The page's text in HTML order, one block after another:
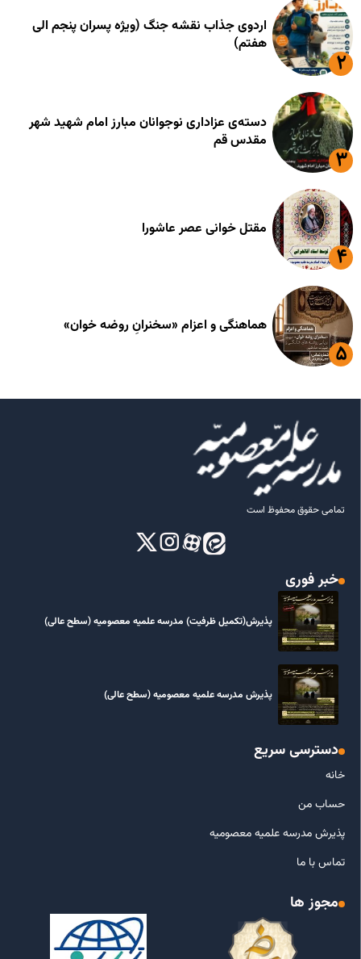
اردوی جذاب نقشه جنگ (ویژه پسران پنجم الی
هفتم)
دسته‌ی عزاداری نوجوانان مبارز امام شهید شهر
مقدس قم
مقتل خوانی عصر عاشورا
هماهنگی و اعزام «سخنرانِ روضه خوان»
تمامی حقوق محفوظ است
خبر فوری
پذیرش(تکمیل ظرفیت) مدرسه علمیه معصومیه‌ (سطح عالی)
پذیرش مدرسه علمیه معصومیه‌ (سطح عالی)
دسترسی سریع
خانه
حساب من
پذیرش مدرسه علمیه معصومیه
تماس با ما
مجوز ها